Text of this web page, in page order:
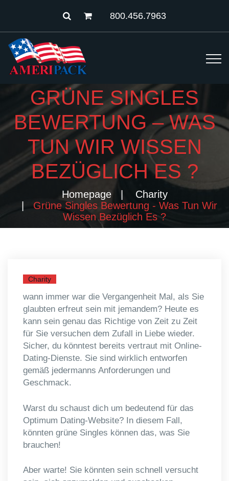
800.456.7963
GRÜNE SINGLES
BEWERTUNG – WAS
TUN WIR WISSEN
BEZÜGLICH ES ?
Homepage
Charity
Grüne Singles Bewertung - Was Tun Wir
Wissen Bezüglich Es ?
Charity
wann immer war die Vergangenheit Mal, als Sie
glaubten erfreut sein mit jemandem? Heute es
kann sein genau das Richtige von Zeit zu Zeit
für Sie versuchen dem Zufall in Liebe wieder.
Sicher, du könntest bereits vertraut mit Online-
Dating-Dienste. Sie sind wirklich entworfen
gemäß jedermanns Anforderungen und
Geschmack.
Warst du schaust dich um bedeutend für das
Optimum Dating-Website? In diesem Fall,
könnten grüne Singles können das, was Sie
brauchen!
Aber warte! Sie könnten sein schnell versucht